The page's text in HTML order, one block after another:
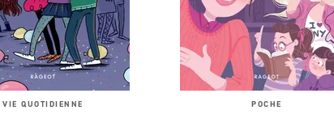
VIE QUOTIDIENNE POCHE